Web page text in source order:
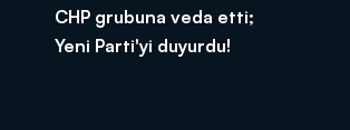
CHP grubuna veda etti;
Yeni Parti'yi duyurdu!